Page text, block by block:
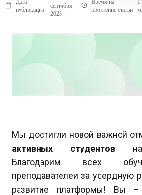
Дата
публикации
сентября
2023
Время на
прочтение статьи
1
Мы достигли новой важной
активных студентов на
Благодарим всех
преподавателей за усердную
развитие платформы! Вы –